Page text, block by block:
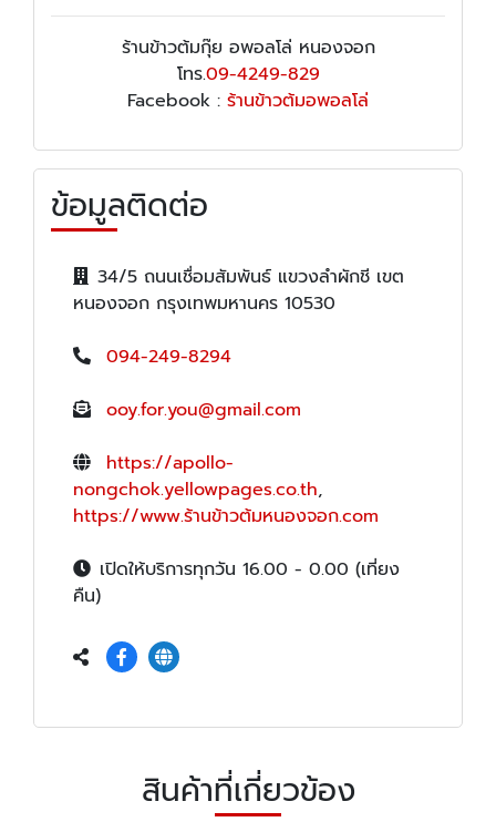
ร้านข้าวต้มกุ๊ย อพอลโล่ หนองจอก
โทร.09-4249-829
Facebook : ร้านข้าวต้มอพอลโล่
ข้อมูลติดต่อ
34/5 ถนนเชื่อมสัมพันธ์ แขวงลำผักชี เขต
หนองจอก กรุงเทพมหานคร 10530
094-249-8294
ooy.for.you@gmail.com
https://apollo-
nongchok.yellowpages.co.th,
https://www.ร้านข้าวต้มหนองจอก.com
เปิดให้บริการทุกวัน 16.00 - 0.00 (เที่ยง
คืน)
สินค้าที่เกี่ยวข้อง